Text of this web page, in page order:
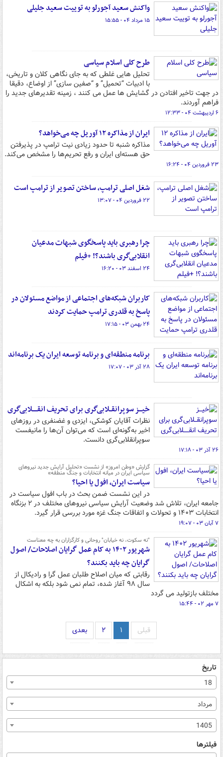
واکنش سعید آجورلو به توییت سعید جلیلی
۱۵ مرداد ۰۴ - ۱۵:۵۵
طرح کلی اسلام سیاسی
تحلیل هایی غلطی که به جای نگاهی کلان و تاریخی،
با ادبیات “تحمیل” و “صفین سازی” از اوضاع، دقیقا
در جهت تاخیر افتادن در گشایش ها عمل می کنند ، زمینه تقدیرهای جدید را
فراهم آوردند.
۶ اردیبهشت ۰۴ - ۱۲:۳۳
ایران از مذاکره ۱۲ آوریل چه می‌خواهد؟
مذاکره شنبه تا حدود زیادی نیت ترامپ در پذیرفتن
حق هسته‌ای ایران و رفع تحریم‌ها را مشخص می‌کند.
۲۳ فروردین ۰۴ - ۱۶:۲۴
شغل اصلی ترامپ، ساختن تصویر از ترامپ است
۲۲ فروردین ۰۴ - ۱۳:۰۷
چرا رهبری باید پاسخگوی شبهات مدعیان
انقلابی‌گری باشند؟! +فیلم
۲۴ اسفند ۰۳ - ۱۶:۲۰
کاربران شبکه‌های اجتماعی از مواضع مسئولان در
پاسخ به قلدری ترامپ حمایت کردند
۲۴ بهمن ۰۳ - ۱۷:۱۵
برنامه منطقه‌ای و برنامه توسعه ایران یک برنامه‌اند
۲۸ آذر ۰۳ - ۱۷:۰۷
خیـــز سوپرانقــلابی‌گری برای تحریف انقـــــلابی‌گری
نظرات آقایان کوشکی، ایزدی و غضنفری در روزهای
اخیر به‌گونه‌ای است که می‌توان آن‌ها را مانیفست
سوپرانقلابی‌گری دانست.
۲۶ آذر ۰۳ - ۱۷:۱۸
گزارش «وطن امروز» از نشست «تحلیل آرایش جدید نیروهای
سیاسی ایران در میانه انتخابات و جنگ منطقه»
سیاست ایران، افول یا احیا؟
در این نشست ضمن بحث در باب افول سیاست در
جامعه ایران، تلاش شد وضعیت آرایش سیاسی نیروهای مختلف در ۲ بزنگاه
انتخابات ۱۴۰۳ و تحولات و اتفاقات جنگ غزه مورد بررسی قرار گیرد.
۷ آبان ۰۳ - ۱۹:۰۷
"نه سکوت، نه خیابان" روحانی و کارگزاران به چه معناست
شهریور ۱۴۰۲ به کام عمل گرایان اصلاحات/ اصول
گرایان چه باید بکنند؟
رقابتی که میان اصلاح طلبان عمل گرا و رادیکال از
سال ۹۸ آغاز شده، تمام نمی شود بلکه به اشکال
مختلف بازتولید می گردد
۷ مهر ۰۲ - ۱۵:۴۴
قبلی ۱ ۲ بعدی
تاریخ
18
مرداد
1405
فیلترها